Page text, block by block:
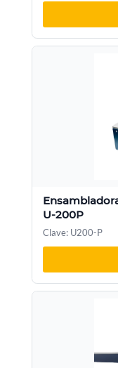
U-200P
Clave: U200-P